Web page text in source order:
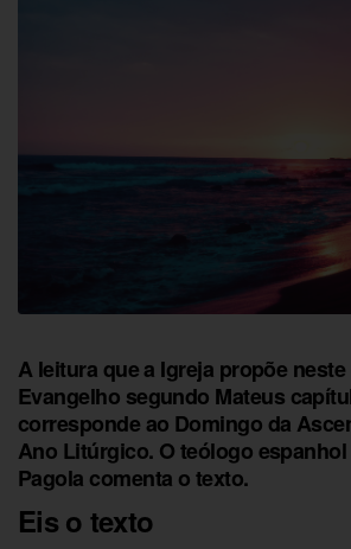
A leitura que a Igreja propõe
Evangelho segundo Mateus
corresponde ao Domingo da
Ano Litúrgico. O teólogo
Pagola comenta o texto.
Eis o texto